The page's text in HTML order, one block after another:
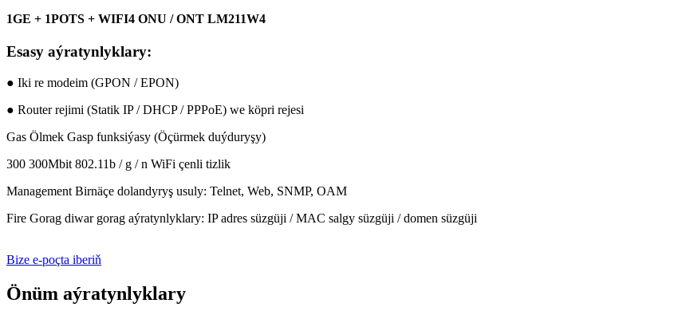
1GE + 1POTS + WIFI4 ONU / ONT LM211W4
Esasy aýratynlyklary:
● Iki re modeim (GPON / EPON)
● Router rejimi (Statik IP / DHCP / PPPoE) we köpri rejesi
Gas Ölmek Gasp funksiýasy (Öçürmek duýduryşy)
300 300Mbit 802.11b / g / n WiFi çenli tizlik
Management Birnäçe dolandyryş usuly: Telnet, Web, SNMP, OAM
Fire Gorag diwar gorag aýratynlyklary: IP adres süzgüji / MAC salgy süzgüji / domen süzgüji
Bize e-poçta iberiň
Önüm aýratynlyklary